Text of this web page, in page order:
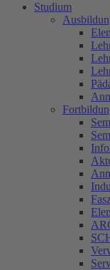
Studium